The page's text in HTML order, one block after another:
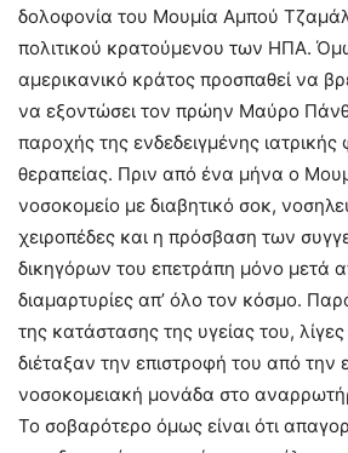
δολοφονία του Μουμία Αμπού
πολιτικού κρατούμενου των ΗΠΑ.
αμερικανικό κράτος προσπαθεί να
να εξοντώσει τον πρώην Μαύρο
παροχής της ενδεδειγμένης ιατρικής
θεραπείας. Πριν από ένα μήνα ο
νοσοκομείο με διαβητικό σοκ,
χειροπέδες και η πρόσβαση των
δικηγόρων του επετράπη μόνο μετά
διαμαρτυρίες απ’ όλο τον κόσμο.
της κατάστασης της υγείας του,
διέταξαν την επιστροφή του από την
νοσοκομειακή μονάδα στο
Το σοβαρότερο όμως είναι ότι